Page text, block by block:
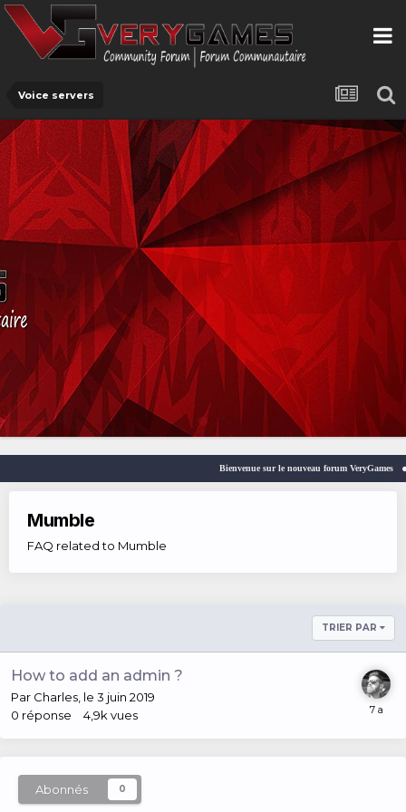
Voice servers
Bienvenue sur le nouveau forum VeryGames
Mumble
FAQ related to Mumble
TRIER PAR
How to add an admin ?
Par Charles, le 3 juin 2019
0 réponse 4,9kvues
Abonnés 0